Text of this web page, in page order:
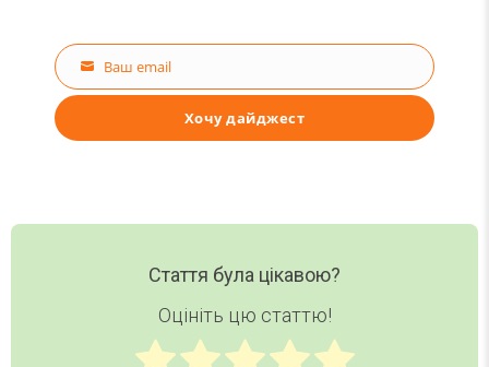
Email
Ваш email
Хочу дайджест
Стаття була цікавою?
Оцініть цю статтю!